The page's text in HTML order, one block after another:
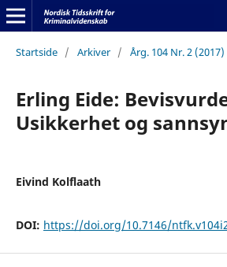
Startside / Arkiver / Årg. 104 Nr. 2 (2017)
Erling Eide:
Usikkerhet og
Eivind Kolflaath
DOI: https://doi.org/10.7146/